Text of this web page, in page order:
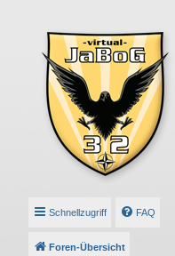
Schnellzugriff FAQ
Foren-Übersicht